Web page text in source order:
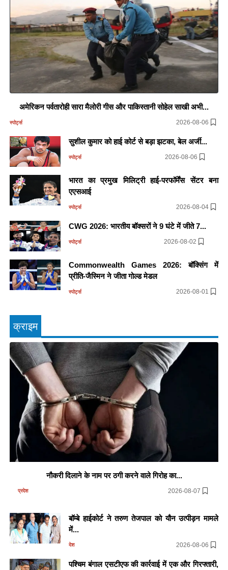
अमेरिकन पर्वतारोही सारा मैलोरी गीस और पाकिस्तानी सोहेल साखी अभी...
स्पोर्ट्स 2026-08-06
सुशील कुमार को हाई कोर्ट से बड़ा झटका, बेल अर्जी...
स्पोर्ट्स 2026-08-06
भारत का प्रमुख मिलिट्री हाई-परफॉर्मेंस सेंटर बना
एएसआई
स्पोर्ट्स 2026-08-04
CWG 2026: भारतीय बॉक्सरों ने 9 घंटे में जीते 7...
स्पोर्ट्स 2026-08-02
Commonwealth Games 2026: बॉक्सिंग में
प्रीति-जैस्मिन ने जीता गोल्ड मेडल
स्पोर्ट्स 2026-08-01
क्राइम
नौकरी दिलाने के नाम पर ठगी करने वाले गिरोह का...
प्रदेश 2026-08-07
बॉम्बे हाईकोर्ट ने तरुण तेजपाल को यौन उत्पीड़न मामले
में...
देश 2026-08-06
पश्चिम बंगाल एसटीएफ की कार्रवाई में एक और गिरफ्तारी,